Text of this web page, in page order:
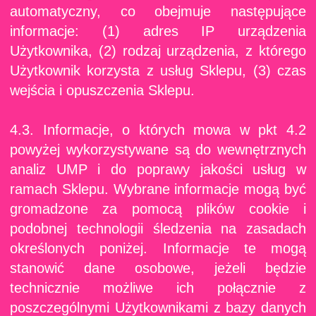
automatyczny, co obejmuje następujące
informacje: (1) adres IP urządzenia
Użytkownika, (2) rodzaj urządzenia, z którego
Użytkownik korzysta z usług Sklepu, (3) czas
wejścia i opuszczenia Sklepu.
4.3. Informacje, o których mowa w pkt 4.2
powyżej wykorzystywane są do wewnętrznych
analiz UMP i do poprawy jakości usług w
ramach Sklepu. Wybrane informacje mogą być
gromadzone za pomocą plików cookie i
podobnej technologii śledzenia na zasadach
określonych poniżej. Informacje te mogą
stanowić dane osobowe, jeżeli będzie
technicznie możliwe ich połącznie z
poszczególnymi Użytkownikami z bazy danych